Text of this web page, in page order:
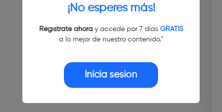
¡No esperes más!
Regístrate ahoray accede por 7 días GRATIS
a lo mejor de nuestro contenido."
Inicia sesión